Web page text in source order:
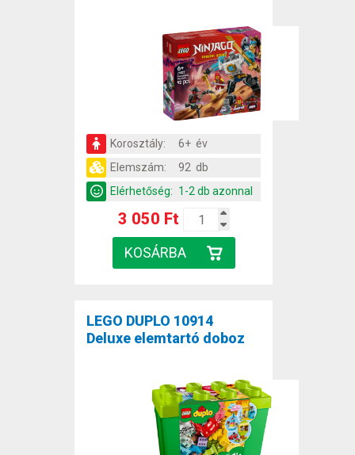
Korosztály:
6+ év
Elemszám:
92 db
Elérhetőség: 1-2 db azonnal
3 050 Ft
LEGO DUPLO 10914
Deluxe elemtartó doboz